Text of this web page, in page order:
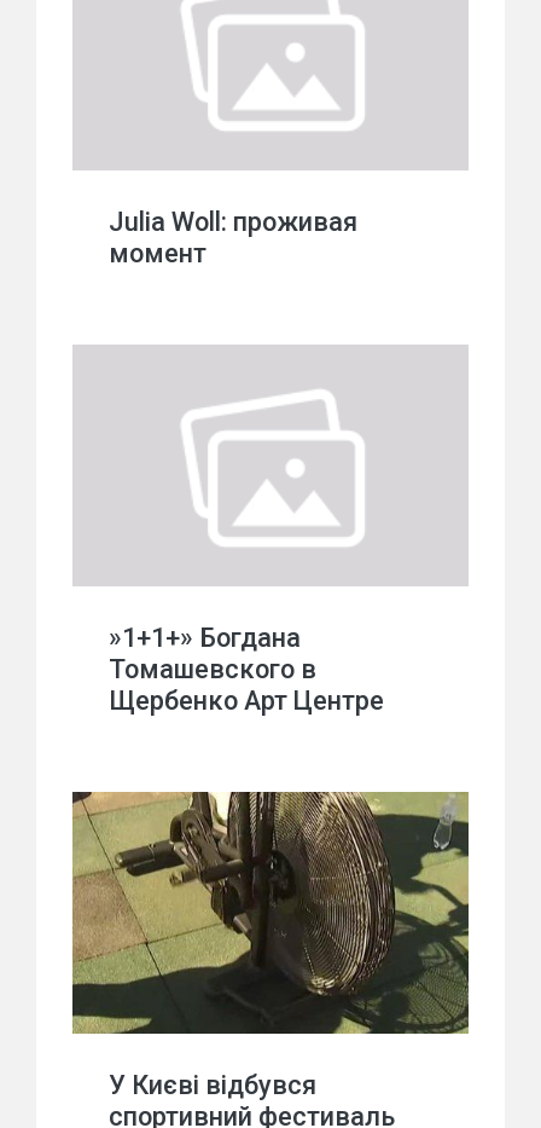
Julia Woll: проживая
момент
»1+1+» Богдана
Томашевского в
Щербенко Арт Центре
У Києві відбувся
спортивний фестиваль